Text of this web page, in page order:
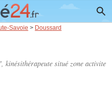
Savoie > Doussard
kinésithérapeute situé zone activite